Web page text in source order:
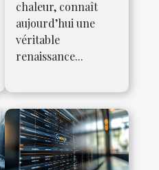
chaleur, connaît
aujourd’hui une
véritable
renaissance...